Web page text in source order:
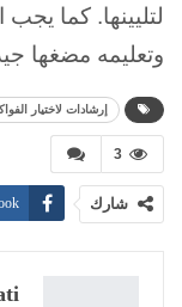
لتليينها. كما يجب
وتعليمه مضغها
إرشادات لاختيار
3
شارك